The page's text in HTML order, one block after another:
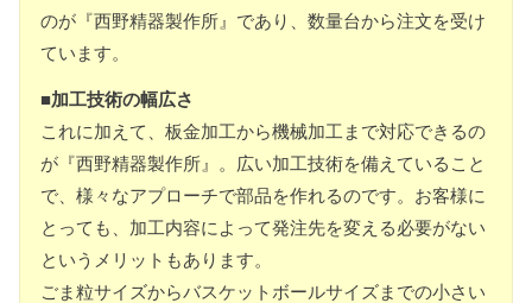
のが『西野精器製作所』であり、数量台から注文を受け
ています。
■加工技術の幅広さ
これに加えて、板金加工から機械加工まで対応できるの
が『西野精器製作所』。広い加工技術を備えていること
で、様々なアプローチで部品を作れるのです。お客様に
とっても、加工内容によって発注先を変える必要がない
というメリットもあります。
ごま粒サイズからバスケットボールサイズまでの小さい